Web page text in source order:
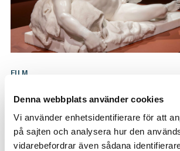
Denna webbplats använder cookies
Vi använder enhetsidentifierare för att
på sajten och analysera hur den
vidarebefordrar även sådana
FILM
Sergels sinnliga skulptur "Faunen", ett
som kom att bli hans konstnärliga